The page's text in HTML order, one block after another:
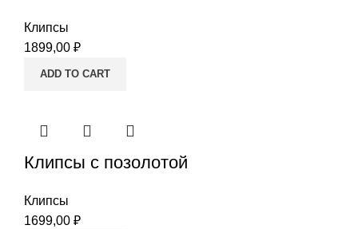
Клипсы
1899,00 ₽
ADD TO CART
Клипсы с позолотой
Клипсы
1699,00 ₽